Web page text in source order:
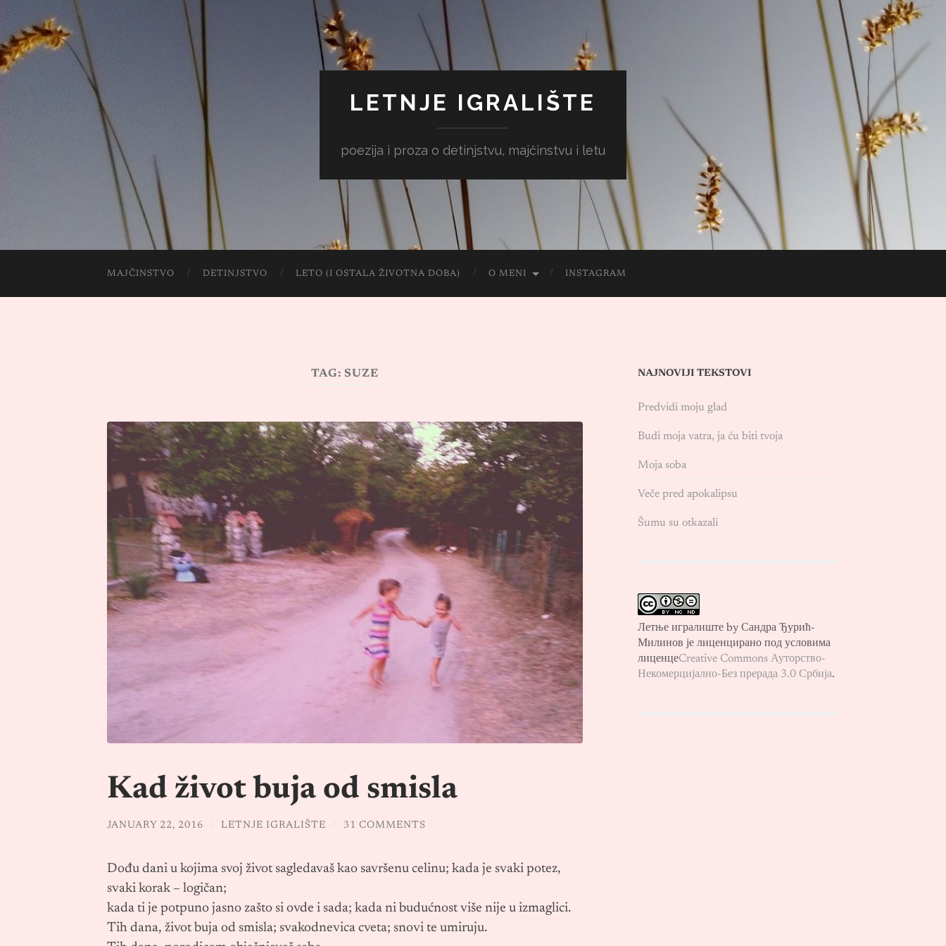
LETNJE IGRALIŠTE
poezija i proza o detinjstvu, majčinstvu i letu
MAJČINSTVO DETINJSTVO LETO (I OSTALA ŽIVOTNA DOBA) O MENI INSTAGRAM
TAG: SUZE
Kad život buja od smisla
JANUARY 22, 2016 / LETNJE IGRALIŠTE / 31 COMMENTS
Dođu dani u kojima svoj život sagledavaš kao savršenu celinu; kada je svaki potez,
svaki korak – logičan;
kada ti je potpuno jasno zašto si ovde i sada; kada ni budućnost više nije u izmaglici.
Tih dana, život buja od smisla; svakodnevica cveta; snovi te umiruju.
NAJNOVIJI TEKSTOVI
Predvidi moju glad
Budi moja vatra, ja ću biti tvoja
Moja soba
Veče pred apokalipsu
Šumu su otkazali
Летње игралиште by Сандра Ђурић-
Милинов је лиценцирано под условима
лиценцеCreative Commons Ауторство-
Некомерцијално-Без прерада 3.0 Србија.